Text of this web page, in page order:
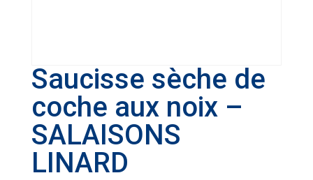
Saucisse sèche de
coche aux noix –
SALAISONS
LINARD